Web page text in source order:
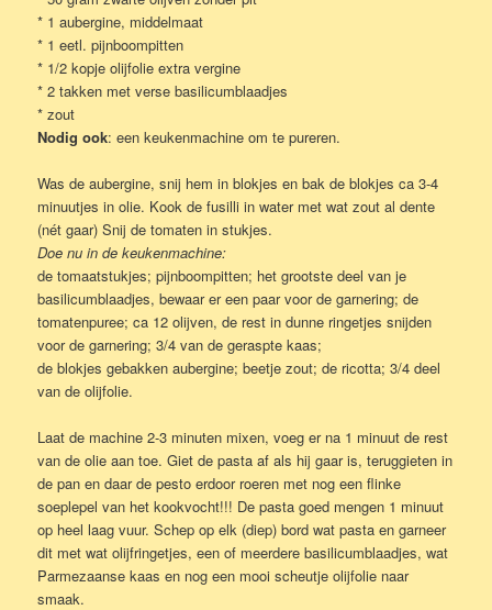
* 1 aubergine, middelmaat
* 1 eetl. pijnboompitten
* 1/2 kopje olijfolie extra vergine
* 2 takken met verse basilicumblaadjes
* zout
Nodig ook: een keukenmachine om te pureren.
Was de aubergine, snij hem in blokjes en bak de blokjes ca 3-4
minuutjes in olie. Kook de fusilli in water met wat zout al dente
(nét gaar) Snij de tomaten in stukjes.
Doe nu in de keukenmachine:
de tomaatstukjes; pijnboompitten; het grootste deel van je
basilicumblaadjes, bewaar er een paar voor de garnering; de
tomatenpuree; ca 12 olijven, de rest in dunne ringetjes snijden
voor de garnering; 3/4 van de geraspte kaas;
de blokjes gebakken aubergine; beetje zout; de ricotta; 3/4 deel
van de olijfolie.
Laat de machine 2-3 minuten mixen, voeg er na 1 minuut de rest
van de olie aan toe. Giet de pasta af als hij gaar is, teruggieten in
de pan en daar de pesto erdoor roeren met nog een flinke
soeplepel van het kookvocht!!! De pasta goed mengen 1 minuut
op heel laag vuur. Schep op elk (diep) bord wat pasta en garneer
dit met wat olijfringetjes, een of meerdere basilicumblaadjes, wat
Parmezaanse kaas en nog een mooi scheutje olijfolie naar
smaak.